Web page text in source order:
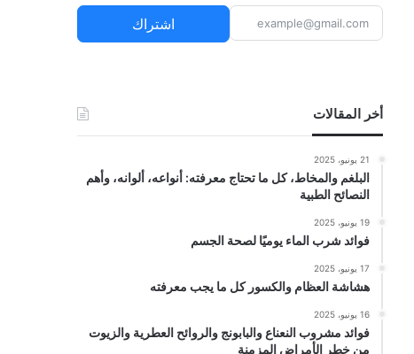
ث
ع
ن
اشتراك
أخر المقالات
21 يونيو، 2025
البلغم والمخاط، كل ما تحتاج معرفته: أنواعه، ألوانه، وأهم
النصائح الطبية
19 يونيو، 2025
فوائد شرب الماء يوميًا لصحة الجسم
17 يونيو، 2025
هشاشة العظام والكسور كل ما يجب معرفته
16 يونيو، 2025
فوائد مشروب النعناع والبابونج والروائح العطرية والزيوت
من خطر الأمراض المزمنة